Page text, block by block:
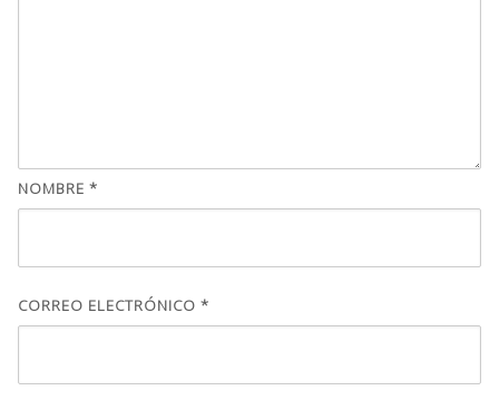
NOMBRE *
CORREO ELECTRÓNICO *